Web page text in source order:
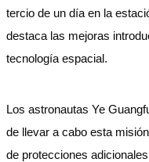
tercio de un día en la
destaca las mejoras
tecnología espacial.
Los astronautas Ye
de llevar a cabo esta
de protecciones